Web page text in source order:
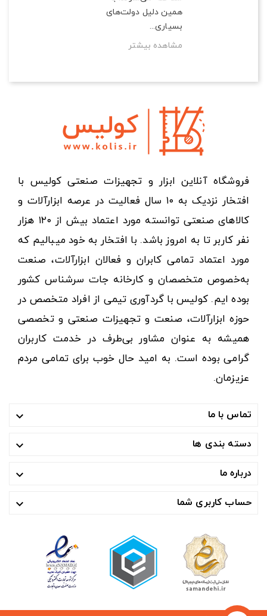
همین دلیل دولت‌های
بسیاری...
مشاهده بیشتر
فروشگاه آنلاین ابزار و تجهیزات صنعتی کولیس با
افتخار نزدیک به ۱۰ سال فعالیت در عرصه ابزارآلات و
کالاهای صنعتی توانسته مورد اعتماد بیش از ۱۲۰ هزار
نفر کاربر تا به امروز باشد. با افتخار به خود میبالیم که
مورد اعتماد تمامی کابران و فعالان ابزارآلات، صنعت
به‌خصوص متخصصان و کارخانه جات سرشناس کشور
بوده ایم. کولیس با گردآوری تیمی از افراد متخصص در
حوزه ابزارآلات، صنعت و تجهیزات صنعتی و تخصصی
همیشه به عنوان مشاور بی‌طرف در خدمت کاربران
گرامی بوده است. به امید حال خوب برای تمامی مردم
عزیزمان.
تماس با ما 
دسته بندی ها 
درباره ما 
حساب کاربری شما 